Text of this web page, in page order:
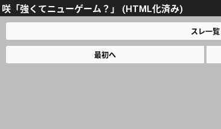
咲「強くてニューゲーム？」 (HTML化済み)
スレ一覧
最初へ